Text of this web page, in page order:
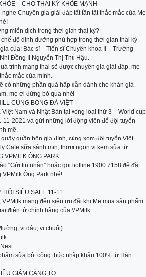
– CHO THAI KỲ KHỎE MẠNH
Chuyên gia giải đáp tất tần tật thắc mắc của Mẹ
miễn dịch trong thời gian thai kỳ?
độ dinh dưỡng phù hợp trong thời gian thai kỳ
của: Bác sĩ – Tiến sĩ Chuyên khoa II – Trưởng
Đồng II Nguyễn Thị Thu Hậu.
trình mang thai sẽ được chuyên gia giải đáp, mẹ
mắc của mình.
có những phần quà hấp dẫn dành cho khán giả
mẹ ơi đừng bỏ qua nhé!
CÙNG BÓNG ĐÁ VIỆT
Nam và Nhật Bản tại vòng loại thứ 3 – World cup
11-2021 và gửi những lời động viên để đội tuyển
mẽ.
quần bên gia đình, cùng xem đội tuyển Việt
Cafe sữa sánh mịn, thơm ngon vị kem sữa từ
VPMILK ÔNG PARK.
“Gửi tin nhắn” hoặc gọi hotline 1900 7158 để đặt
Ông Park nhé!
HỘI SIÊU SALE 11-11
VPMilk mang đến siêu ưu đãi khi Mẹ mua sản phẩm
điện tử chính hãng của VPMilk.
vị dâu, vị chuối).
sữa bột công thức nhập khẩu 100% từ Hàn
GIẢM CÀNG TO